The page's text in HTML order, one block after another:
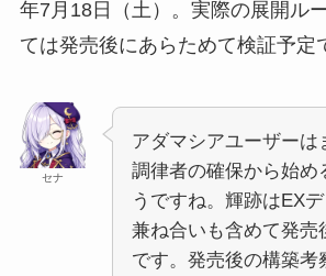
年7月18日（土）。実際の展開ル
ては発売後にあらためて検証予定
セナ
アダマシアユーザーは
調律者の確保から始め
うですね。輝跡はEX
兼ね合いも含めて発売
です。発売後の構築考